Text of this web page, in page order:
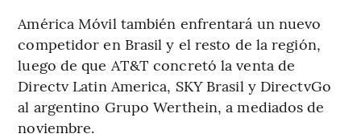
América Móvil también enfrentará un nuevo
competidor en Brasil y el resto de la región,
luego de que AT&T concretó la venta de
Directv Latin America, SKY Brasil y DirectvGo
al argentino Grupo Werthein, a mediados de
noviembre.